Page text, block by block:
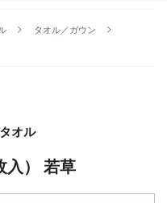
タオル／ガウン
オル
入） 若草